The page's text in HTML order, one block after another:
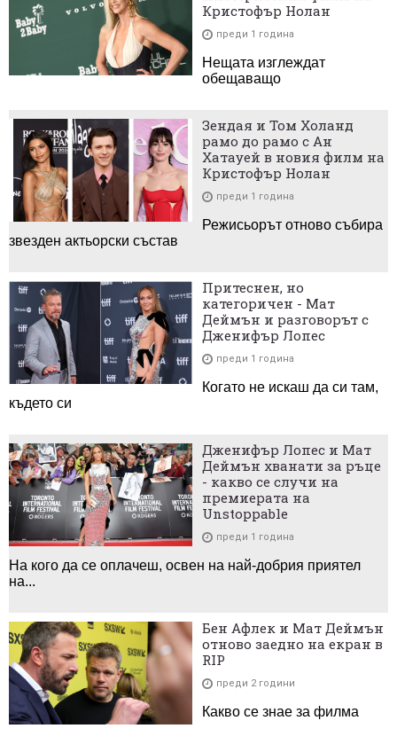
Кристофър Нолан
преди 1 година
Нещата изглеждат
обещаващо
Зендая и Том Холанд
рамо до рамо с Ан
Хатауей в новия филм на
Кристофър Нолан
преди 1 година
Режисьорът отново събира
звезден актьорски състав
Притеснен, но
категоричен - Мат
Деймън и разговорът с
Дженифър Лопес
преди 1 година
Когато не искаш да си там,
където си
Дженифър Лопес и Мат
Деймън хванати за ръце
- какво се случи на
премиерата на
Unstoppable
преди 1 година
На кого да се оплачеш, освен на най-добрия приятел
на...
Бен Афлек и Мат Деймън
отново заедно на екран в
RIP
преди 2 години
Какво се знае за филма